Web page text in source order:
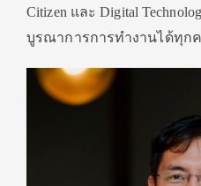
Citizen และ Digital
บูรณาการการทำงานได้ทุก